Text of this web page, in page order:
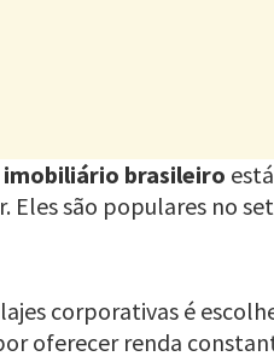
brasileiro
Eles são populares no
corporativas é
oferecer renda